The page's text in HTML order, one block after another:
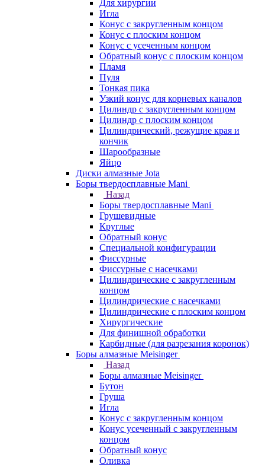
Для хирургии
Игла
Конус с закругленным концом
Конус с плоским концом
Конус с усеченным концом
Обратный конус с плоским концом
Пламя
Пуля
Тонкая пика
Узкий конус для корневых каналов
Цилиндр с закругленным концом
Цилиндр с плоским концом
Цилиндрический, режущие края и
кончик
Шарообразные
Яйцо
Диски алмазные Jota
Боры твердосплавные Mani
Назад
Боры твердосплавные Mani
Грушевидные
Круглые
Обратный конус
Специальной конфигурации
Фиссурные
Фиссурные с насечками
Цилиндрические с закругленным
концом
Цилиндрические с насечками
Цилиндрические с плоским концом
Хирургические
Для финишной обработки
Карбидные (для разрезания коронок)
Боры алмазные Meisinger
Назад
Боры алмазные Meisinger
Бутон
Груша
Игла
Конус c закругленным концом
Конус усеченный c закругленным
концом
Обратный конус
Оливка